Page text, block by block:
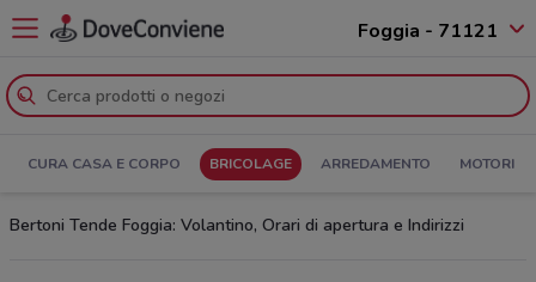
Foggia - 71121
CURA CASA E CORPO BRICOLAGE ARREDAMENTO MOTORI
Bertoni Tende Foggia: Volantino, Orari di apertura e Indirizzi